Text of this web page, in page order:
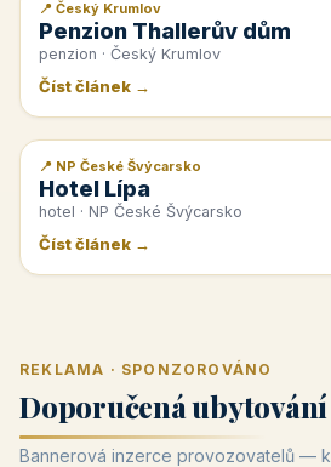
📰 PR článek
📍 Český Krumlov
Penzion Thallerův dům
penzion · Český Krumlov
Číst článek →
📰 PR článek
📍 NP České Švýcarsko
Hotel Lípa
hotel · NP České Švýcarsko
Číst článek →
REKLAMA · SPONZOROVÁNO
Doporučená ubytování
Bannerová inzerce provozovatelů —